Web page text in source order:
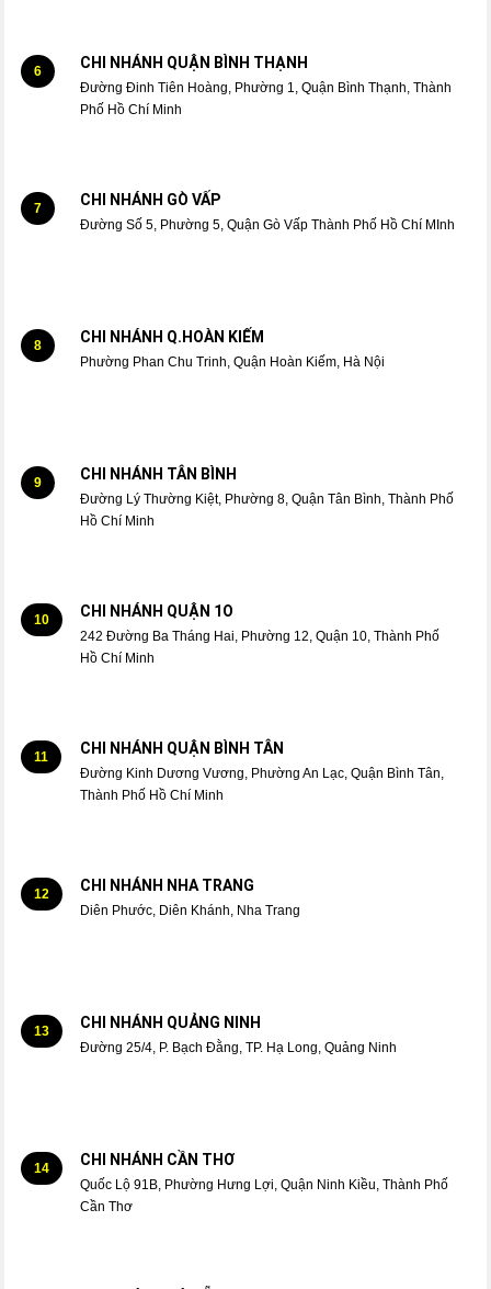
6 CHI NHÁNH QUẬN BÌNH THẠNH
Đường Đinh Tiên Hoàng, Phường 1, Quận Bình Thạnh, Thành
Phố Hồ Chí Minh
7 CHI NHÁNH GÒ VẤP
Đường Số 5, Phường 5, Quận Gò Vấp Thành Phố Hồ Chí MInh
8 CHI NHÁNH Q.HOÀN KIẾM
Phường Phan Chu Trinh, Quận Hoàn Kiếm, Hà Nội
9 CHI NHÁNH TÂN BÌNH
Đường Lý Thường Kiệt, Phường 8, Quận Tân Bình, Thành Phố
Hồ Chí Minh
10 CHI NHÁNH QUẬN 1O
242 Đường Ba Tháng Hai, Phường 12, Quận 10, Thành Phố
Hồ Chí Minh
11 CHI NHÁNH QUẬN BÌNH TÂN
Đường Kinh Dương Vương, Phường An Lạc, Quận Bình Tân,
Thành Phố Hồ Chí Minh
12 CHI NHÁNH NHA TRANG
Diên Phước, Diên Khánh, Nha Trang
13 CHI NHÁNH QUẢNG NINH
Đường 25/4, P. Bạch Đằng, TP. Hạ Long, Quảng Ninh
14 CHI NHÁNH CẦN THƠ
Quốc Lộ 91B, Phường Hưng Lợi, Quận Ninh Kiều, Thành Phố
Cần Thơ